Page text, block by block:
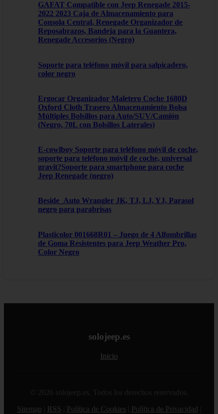
GAFAT Compatible con Jeep Renegade 2015-
2022 2023 Caja de Almacenamiento para
Consola Central, Renegade Organizador de
Reposabrazos, Bandeja para la Guantera,
Renegade Accesorios (Negro)
Soporte para teléfono móvil para salpicadero,
color negro
Ergocar Organizador Maletero Coche 1680D
Oxford Cloth Trasero Almacenamiento Bolsa
Múltiples Bolsillos para Auto/SUV/Camión
(Negro, 70L con Bolsillos Laterales)
E-cowlboy Soporte para teléfono móvil de coche,
soporte para teléfono móvil de coche, universal
gravit?Soporte para smartphone para coche
Jeep Renegade (negro)
Beside_Auto Wrangler JK, TJ, LJ, YJ, Parasol
negro para parabrisas
Plasticolor 001668R01 – Juego de 4 Alfombrillas
de Goma Resistentes para Jeep Weather Pro,
Color Negro
solojeep.es
Inicio
© 2026 solojeep.es. Todos los derechos reservados.
Sitemap
RSS Política de Cookies Política de Privacidad